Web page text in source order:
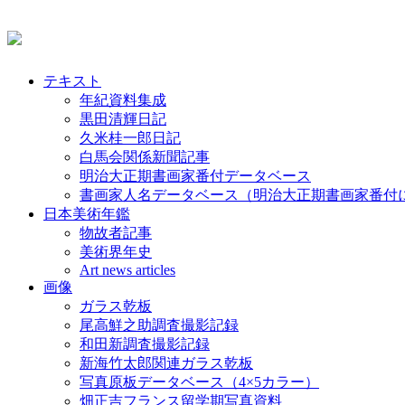
テキスト
年紀資料集成
黒田清輝日記
久米桂一郎日記
白馬会関係新聞記事
明治大正期書画家番付データベース
書画家人名データベース（明治大正期書画家番付
日本美術年鑑
物故者記事
美術界年史
Art news articles
画像
ガラス乾板
尾高鮮之助調査撮影記録
和田新調査撮影記録
新海竹太郎関連ガラス乾板
写真原板データベース（4×5カラー）
畑正吉フランス留学期写真資料